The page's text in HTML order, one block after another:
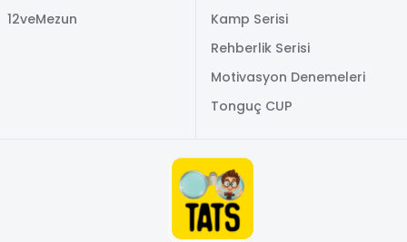
12veMezun
Kamp Serisi
Rehberlik Serisi
Motivasyon Denemeleri
Tonguç CUP